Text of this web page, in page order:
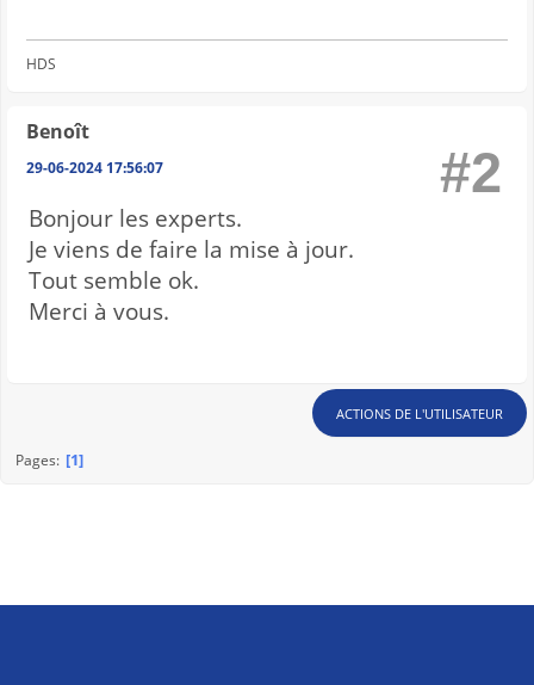
HDS
Benoît
29-06-2024 17:56:07 #2
Bonjour les experts.
Je viens de faire la mise à jour.
Tout semble ok.
Merci à vous.
ACTIONS DE L'UTILISATEUR
Pages 1